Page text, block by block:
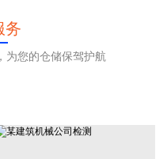
务
为您的仓储保驾护航